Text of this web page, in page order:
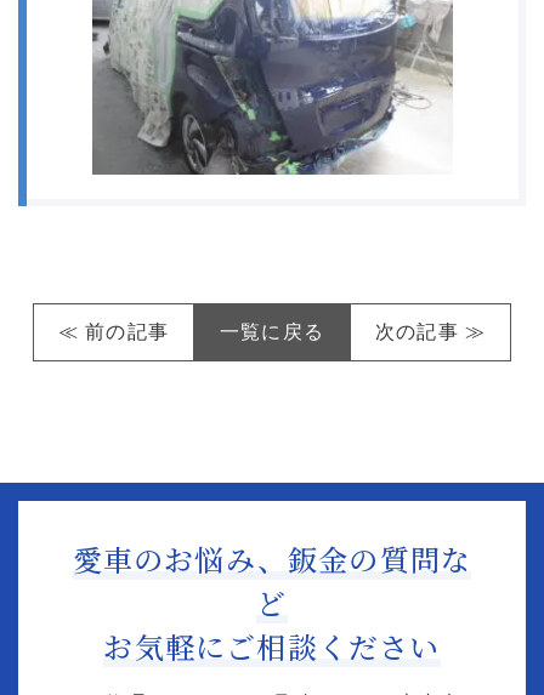
≪ 前の記事 一覧に戻る 次の記事 ≫
愛車のお悩み、鈑金の質問な
ど
お気軽にご相談ください